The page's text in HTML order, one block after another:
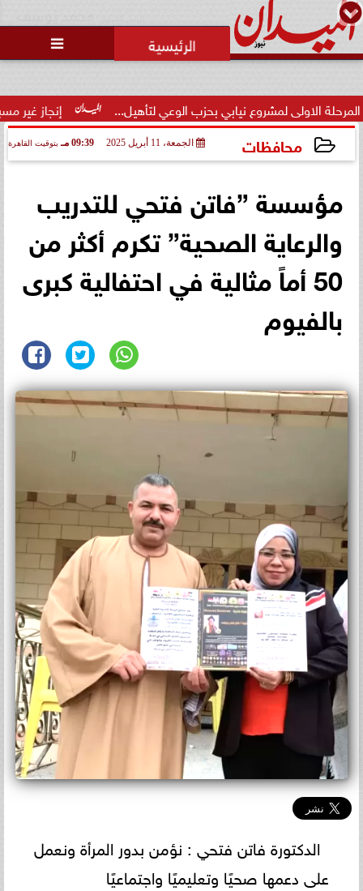

إنجاز غير مسبوق.. منتخب نيابي بحزب الوعي لتأهيل...
محافظات الجمعة، 11 أبريل 2025 09:39 مـ بتوقيت القاهرة
مؤسسة ”فاتن فتحي للتدريب
والرعاية الصحية” تكرم أكثر من
50 أماً مثالية في احتفالية كبرى
بالفيوم
الدكتورة فاتن فتحي : نؤمن بدور المرأة ونعمل
على دعمها صحيًا وتعليميًا واجتماعيًا